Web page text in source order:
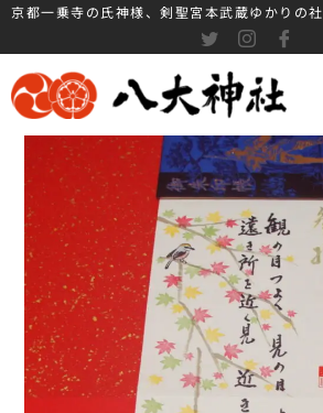
京都一乗寺の氏神様、剣聖宮本武蔵ゆかりの社